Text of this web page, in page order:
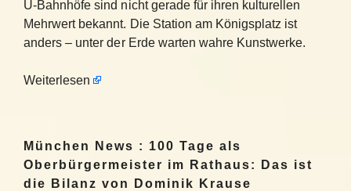
U-Bahnhöfe sind nicht gerade für ihren kulturellen
Mehrwert bekannt. Die Station am Königsplatz ist
anders – unter der Erde warten wahre Kunstwerke.
Weiterlesen
München News : 100 Tage als
Oberbürgermeister im Rathaus: Das ist
die Bilanz von Dominik Krause